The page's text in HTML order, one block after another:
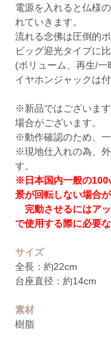
電源を入れると仏様
れていきます。
流れる念佛は圧倒的
ビッグ迎光タイプに
(ボリューム、再生/
イヤホンジャックは
※新品ではございま
場合がございます。
※動作確認のため、一
※現地仕入れの為、
す。
※日本国内一般の
景が回転しない場合が
完動させるにはア
で使用する際に必要
サイズ
全長：約22cm
台座直径：約14cm
素材
樹脂